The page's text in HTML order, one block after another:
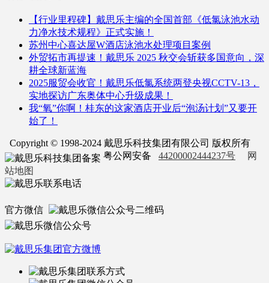
【行业里程碑】戴思乐主编的全国首部《低氯泳池水动
力净水技术规程》正式实施！
苏州中心喜达屋W酒店泳池水处理项目案例
外贸拓市再提速！戴思乐 2025 秋交会斩获多国意向，深
耕全球新蓝海
2025服贸会收官！戴思乐低氯系统两登央视CCTV-13，
实地探访广东奥体中心升级成果！
我“氧”你啊！桂东的这家酒店开业后“泡汤计划”又要开
始了！
Copyright © 1998-2024 戴思乐科技集团有限公司 版权所有
粤公网安备 44200002444237号
网
站地图
官方微信